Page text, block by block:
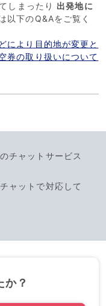
しまったり 出発地に
以下のQ&Aをご覧く
により目的地が変更と
券の取り扱いについて
チャットサービス
ャットで対応して
か？